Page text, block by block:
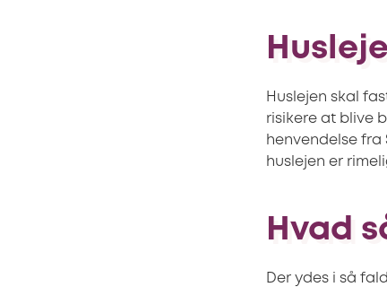
Husleje
Huslejen skal
risikere at blive
henvendelse
huslejen er
Hvad
Der ydes i så